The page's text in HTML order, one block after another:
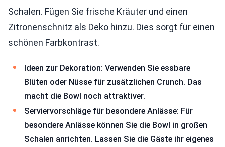
Schalen. Fügen Sie frische Kräuter und einen
Zitronenschnitz als Deko hinzu. Dies sorgt für einen
schönen Farbkontrast.
Ideen zur Dekoration: Verwenden Sie essbare
Blüten oder Nüsse für zusätzlichen Crunch. Das
macht die Bowl noch attraktiver.
Serviervorschläge für besondere Anlässe: Für
besondere Anlässe können Sie die Bowl in großen
Schalen anrichten. Lassen Sie die Gäste ihr eigenes